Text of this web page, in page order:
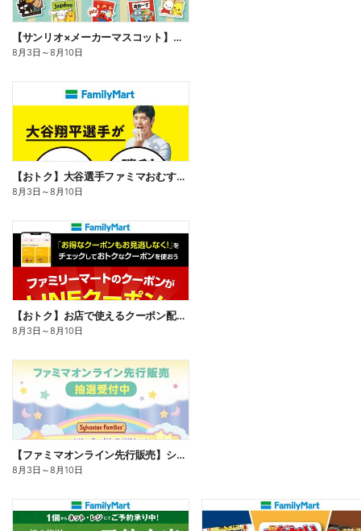
【サンリオ×メーカーマスコット】オリジナルグッズ貰える!
8月3日 ～8月10日
【おトク】大谷選手ファミマおむすび割
8月3日 ～8月10日
【おトク】お店で使えるクーポン配信中
8月3日 ～8月10日
【ファミマオンライン先行販売】シルバニアファミリー
8月3日 ～8月10日